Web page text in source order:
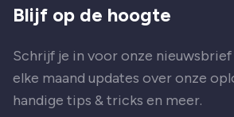
Blijf op de hoogte
Schrijf je in voor onze
elke maand updates over onze
handige tips & tricks en meer.